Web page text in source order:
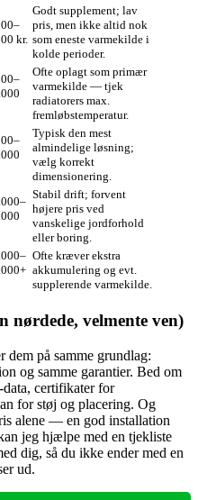
kr.
Godt supplement; lav
pris, men ikke altid nok
som eneste varmekilde i
kolde perioder.
Ofte oplagt som primær
varmekilde — tjek
radiatorers max.
fremløbstemperatur.
Typisk den mest
almindelige løsning;
vælg korrekt
dimensionering.
Stabil drift; forvent
højere pris ved
vanskelige jordforhold
eller boring.
Ofte kræver ekstra
akkumulering og evt.
supplerende varmekilde.
nørdede, velmente ven)
på samme grundlag:
og samme garantier. Bed om
certifikater for
for støj og placering. Og
alene — en god installation
jeg hjælpe med en tjekliste
dig, så du ikke ender med en
ud.